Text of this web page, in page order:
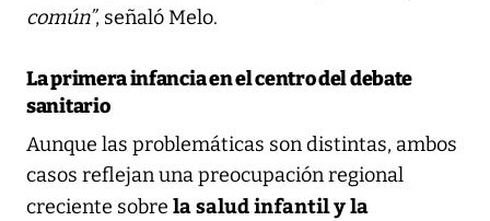
común”, señaló Melo.
La primera infancia en el centro del debate
sanitario
Aunque las problemáticas son distintas, ambos
casos reflejan una preocupación regional
creciente sobre la salud infantil y la